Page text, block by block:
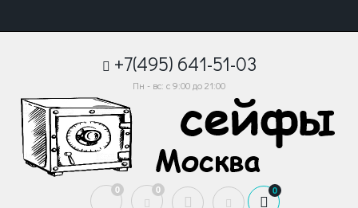
+7(495) 641-51-03
Пн - вс: с 9:00 до 21:00
0 0 0